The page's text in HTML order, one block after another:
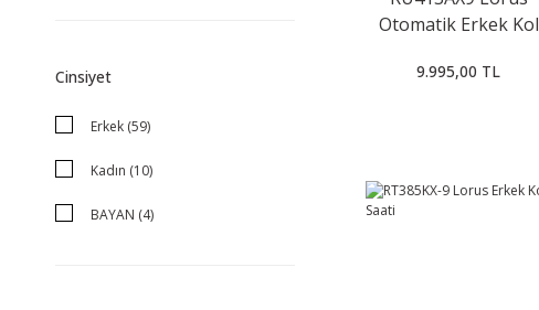
Cinsiyet
Erkek (59)
Kadın (10)
BAYAN (4)
Otomatik Erkek Kol
9.995,00 TL